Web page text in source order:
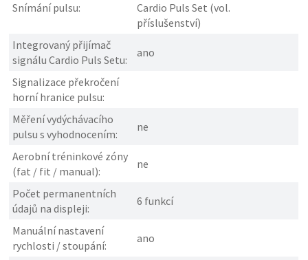
Snímání pulsu:
Cardio Puls Set (vol.
příslušenství)
Integrovaný přijímač
signálu Cardio Puls Setu:
ano
Signalizace překročení
horní hranice pulsu:
Měření vydýchávacího
pulsu s vyhodnocením:
ne
Aerobní tréninkové zóny
(fat / fit / manual):
ne
Počet permanentních
údajů na displeji:
6 funkcí
Manuální nastavení
rychlosti / stoupání:
ano